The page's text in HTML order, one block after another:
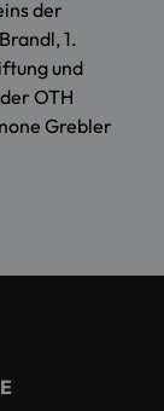
der
1.
und
OTH
Grebler